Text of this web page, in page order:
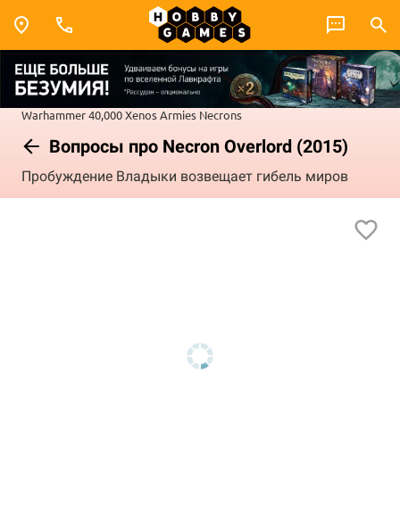
Warhammer 40,000Xenos Armies Necrons
Вопросы про Necron Overlord (2015)
Пробуждение Владыки возвещает гибель миров